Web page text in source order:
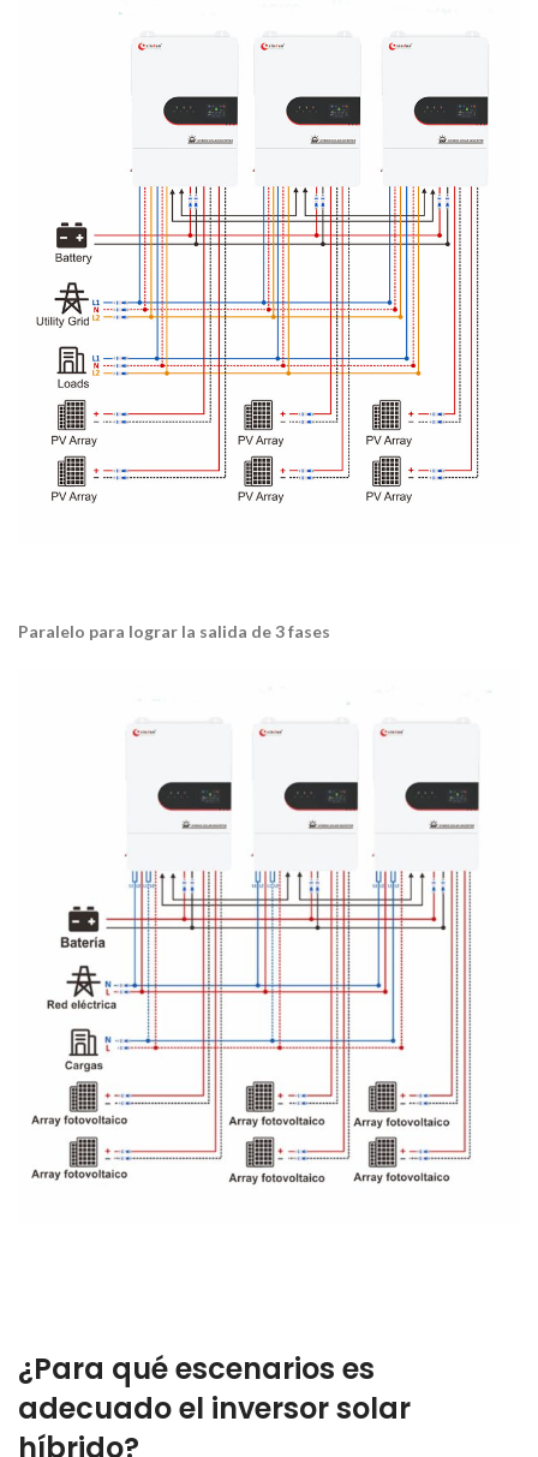
Paralelo para lograr la salida de 3 fases
¿Para qué escenarios es
adecuado el inversor solar
híbrido?